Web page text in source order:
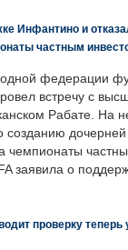
Инфантино и
частным
федерации
встречу с
Рабате. На
созданию дочерней
чемпионаты
заявила о
проверку теперь